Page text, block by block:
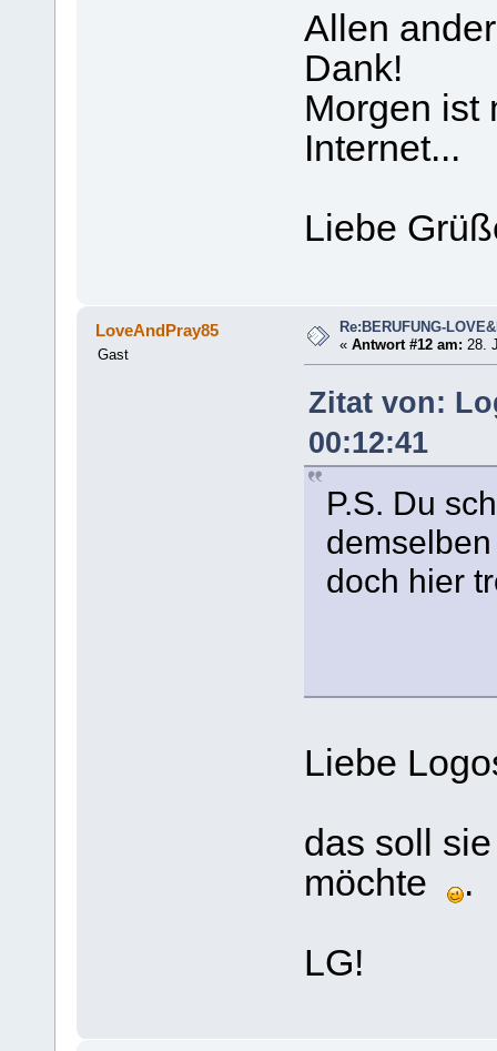
Allen
Dank!
Morgen ist
Internet...
Liebe
LoveAndPray85
Gast
Re:BERUFUNG-
«Antwort #12 am: 28.
Zitat von:
00:12:41
P.S. Du
doch hier
Liebe
das soll
möchte
.
LG!